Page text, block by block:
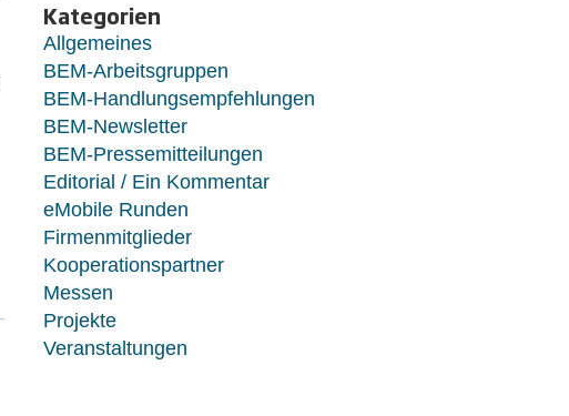
Kategorien
Allgemeines
BEM-Arbeitsgruppen
BEM-Handlungsempfehlungen
BEM-Newsletter
BEM-Pressemitteilungen
Editorial / Ein Kommentar
eMobile Runden
Firmenmitglieder
Kooperationspartner
Messen
Projekte
Veranstaltungen